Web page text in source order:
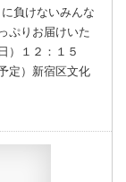
負けないみんな
ぷりお届けいた
）１２：１５
）新宿区文化